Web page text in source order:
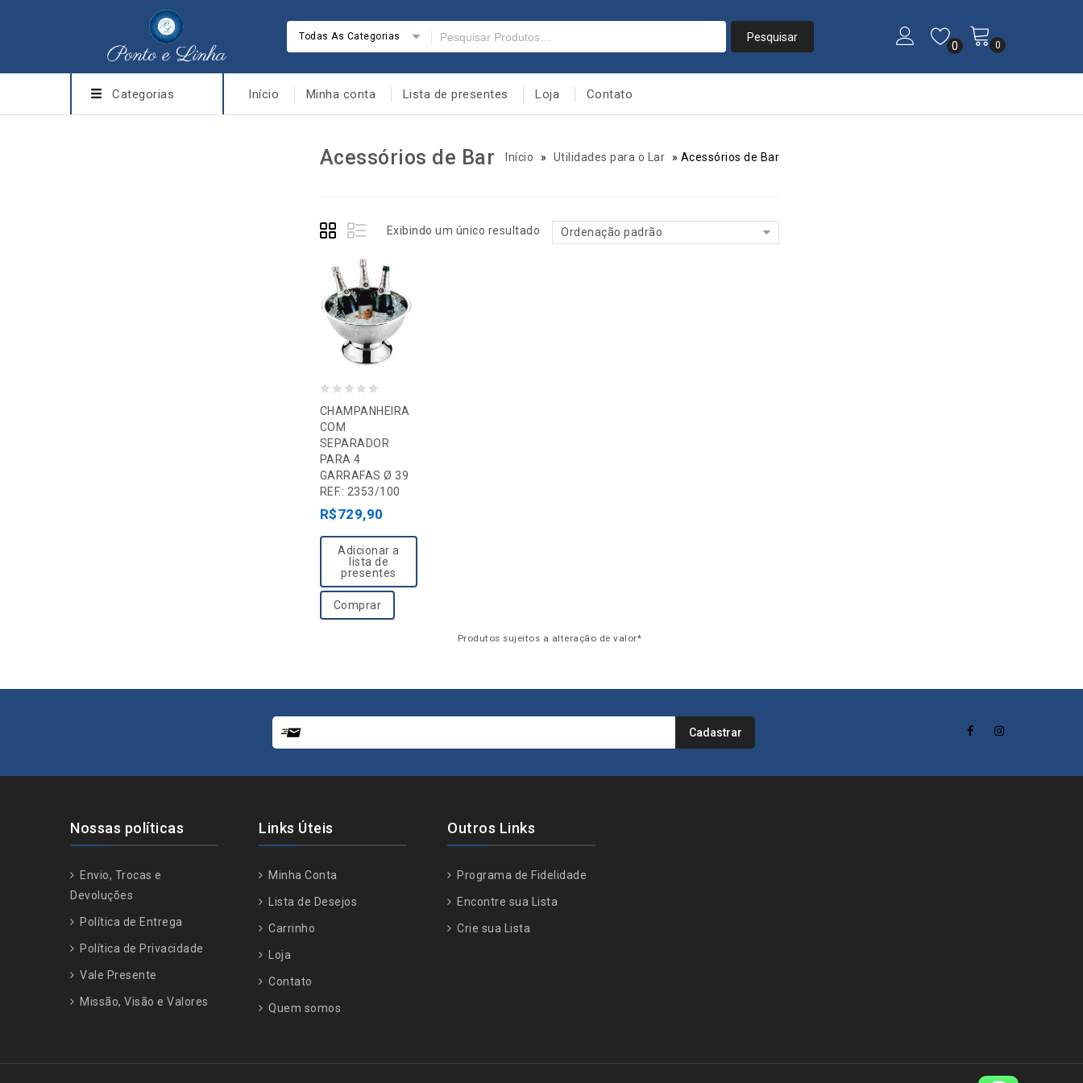
Todas As Categorias
0 0
Categorias Início Minha conta Lista de presentes Loja Contato
Acessórios de Bar Início » Utilidades para o Lar » Acessórios de Bar
Exibindo um único resultado Ordenação padrão
o
u
t
CHAMPANHEIRA
COM
SEPARADOR
PARA 4
GARRAFAS Ø 39
REF.: 2353/100
R$729,90
Adicionar a
lista de
presentes
Comprar
Produtos sujeitos a alteração de valor*
Nossas políticas
Envio, Trocas e
Devoluções
Política de Entrega
Política de Privacidade
Vale Presente
Missão, Visão e Valores
Links Úteis
Minha Conta
Lista de Desejos
Carrinho
Loja
Contato
Quem somos
Outros Links
Programa de Fidelidade
Encontre sua Lista
Crie sua Lista